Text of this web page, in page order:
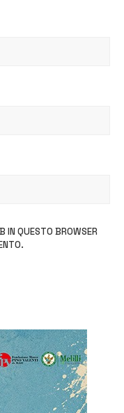
IN QUESTO BROWSER